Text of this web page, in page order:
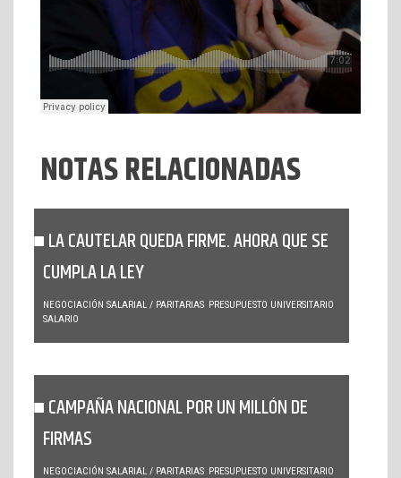
NOTAS RELACIONADAS
LA CAUTELAR QUEDA FIRME. AHORA QUE SE
CUMPLA LA LEY
NEGOCIACIÓN SALARIAL / PARITARIAS PRESUPUESTO UNIVERSITARIO
SALARIO
CAMPAÑA NACIONAL POR UN MILLÓN DE
FIRMAS
NEGOCIACIÓN SALARIAL / PARITARIAS PRESUPUESTO UNIVERSITARIO